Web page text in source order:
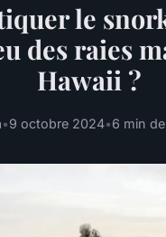
le
des raies
Hawaii ?
•9 octobre 2024•6 min